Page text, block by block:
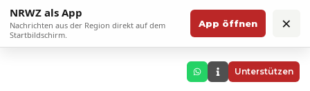
NRWZ als App
Nachrichten aus der Region direkt auf dem
Startbildschirm.
App öffnen ×
Unterstützen